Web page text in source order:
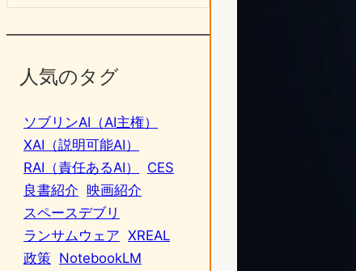
人気のタグ
ソブリンAI（AI主権）
XAI（説明可能AI）
RAI（責任あるAI）
CES
良書紹介 映画紹介
スペースデブリ
ランサムウェア XREAL
政策 NotebookLM